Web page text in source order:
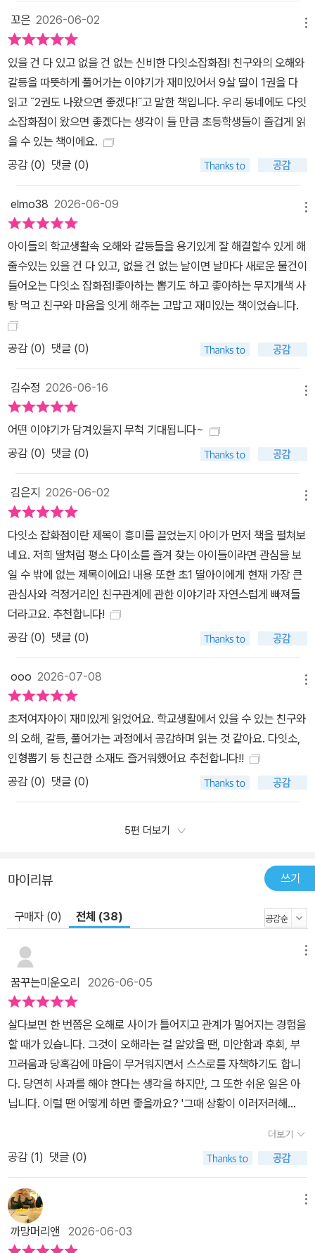
꼬은 2026-06-02
있을 건 다 있고 없을 건 없는 신비한 다잇소잡화점! 친구와의 오해와
갈등을 따뜻하게 풀어가는 이야기가 재미있어서 9살 딸이 1권을 다
읽고 ˝2권도 나왔으면 좋겠다!˝고 말한 책입니다. 우리 동네에도 다잇
소잡화점이 왔으면 좋겠다는 생각이 들 만큼 초등학생들이 즐겁게 읽
을 수 있는 책이에요.
공감 (0) 댓글 (0)
elmo38 2026-06-09
아이들의 학교생활속 오해와 갈등들을 용기있게 잘 해결할수 있게 해
줄수있는 있을 건 다 있고, 없을 건 없는 날이면 날마다 새로운 물건이
들어오는 다잇소 잡화점!좋아하는 뽑기도 하고 좋아하는 무지개색 사
탕 먹고 친구와 마음을 잇게 해주는 고맙고 재미있는 책이었습니다.
공감 (0) 댓글 (0)
김수정 2026-06-16
어떤 이야기가 담겨있을지 무척 기대됩니다~
공감 (0) 댓글 (0)
김은지 2026-06-02
다잇소 잡화점이란 제목이 흥미를 끌었는지 아이가 먼저 책을 펼쳐보
네요. 저희 딸처럼 평소 다이소를 즐겨 찾는 아이들이라면 관심을 보
일 수 밖에 없는 제목이에요! 내용 또한 초1 딸아이에게 현재 가장 큰
관심사와 걱정거리인 친구관계에 관한 이야기라 자연스럽게 빠져들
더라고요. 추천합니다!
공감 (0) 댓글 (0)
ooo 2026-07-08
초저여자아이 재미있게 읽었어요. 학교생활에서 있을 수 있는 친구와
의 오해, 갈등, 풀어가는 과정에서 공감하며 읽는 것 같아요. 다잇소,
인형뽑기 등 친근한 소재도 즐거워했어요 추천합니다!!
공감 (0) 댓글 (0)
5편 더보기
마이리뷰 쓰기
구매자 (0) 전체 (38)
꿈꾸는미운오리 2026-06-05
살다보면 한 번쯤은 오해로 사이가 틀어지고 관계가 멀어지는 경험을
할 때가 있습니다. 그것이 오해라는 걸 알았을 땐, 미안함과 후회, 부
끄러움과 당혹감에 마음이 무거워지면서 스스로를 자책하기도 합니
다. 당연히 사과를 해야 한다는 생각을 하지만, 그 또한 쉬운 일은 아
닙니다. 이럴 땐 어떻게 하면 좋을까요? '그때 상황이 이러저러해
수 있어야 합니다. 사과를 건넸다고 해서 상대방이 금세 '괜찮아!'라며
손을 잡아줄 것이라는 기대 대신 상대방이 사과를 받아들이고 마음을
정리할 때까지 기다려줄 수 있어야 합니다. <다잇소 잡화점 : 마음을
이어주는>은 오해로 단짝 친구와 사이가 멀어진 '담'이 마음과 마음을
이어주는 특별한 물건 '소탈'을 얻게 되면서 벌어지는 일들을 따뜻하
면서도 유머러스하게 담아낸 이야기로, 친구 사이의 갈등은 서로의
더보기
공감 (1) 댓글 (0)
까망머리앤 2026-06-03